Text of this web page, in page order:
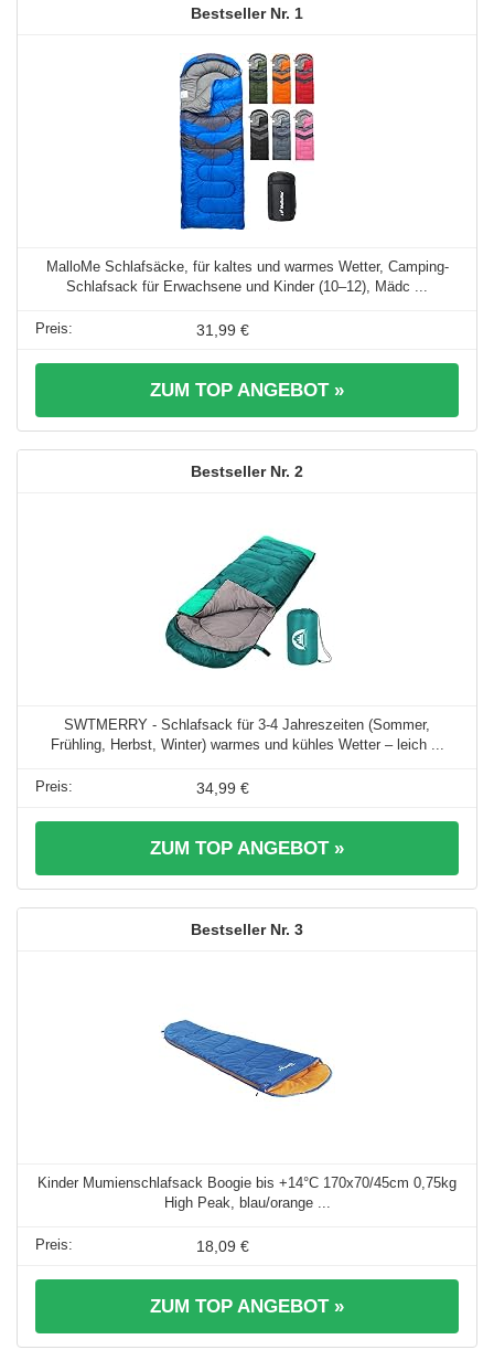
1
MalloMe Schlafsäcke, für kaltes und warmes Wetter, Camping-
Schlafsack für Erwachsene und Kinder (10–12), Mädc ...
31,99 €
ZUM TOP ANGEBOT »
2
SWTMERRY - Schlafsack für 3-4 Jahreszeiten (Sommer,
Frühling, Herbst, Winter) warmes und kühles Wetter – leich ...
34,99 €
ZUM TOP ANGEBOT »
3
Kinder Mumienschlafsack Boogie bis +14°C 170x70/45cm 0,75kg
High Peak, blau/orange ...
18,09 €
ZUM TOP ANGEBOT »